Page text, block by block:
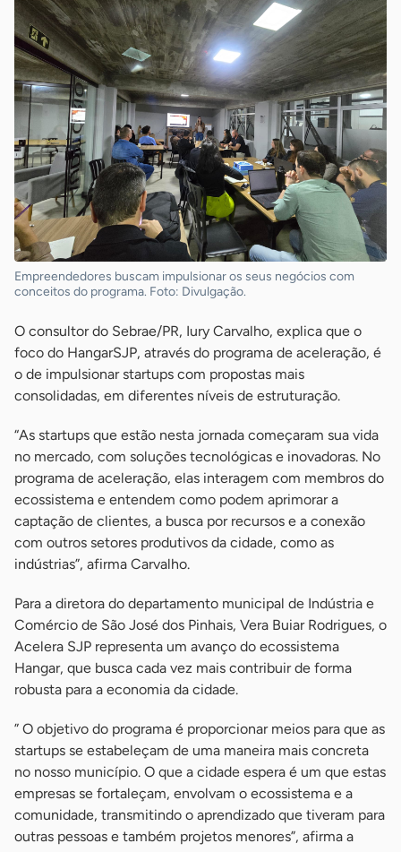
Empreendedores buscam impulsionar os seus negócios com
conceitos do programa. Foto: Divulgação.
O consultor do Sebrae/PR, Iury Carvalho, explica que o
foco do HangarSJP, através do programa de aceleração, é
o de impulsionar startups com propostas mais
consolidadas, em diferentes níveis de estruturação.
“As startups que estão nesta jornada começaram sua vida
no mercado, com soluções tecnológicas e inovadoras. No
programa de aceleração, elas interagem com membros do
ecossistema e entendem como podem aprimorar a
captação de clientes, a busca por recursos e a conexão
com outros setores produtivos da cidade, como as
indústrias”, afirma Carvalho.
Para a diretora do departamento municipal de Indústria e
Comércio de São José dos Pinhais, Vera Buiar Rodrigues, o
Acelera SJP representa um avanço do ecossistema
Hangar, que busca cada vez mais contribuir de forma
robusta para a economia da cidade.
” O objetivo do programa é proporcionar meios para que as
startups se estabeleçam de uma maneira mais concreta
no nosso município. O que a cidade espera é um que estas
empresas se fortaleçam, envolvam o ecossistema e a
comunidade, transmitindo o aprendizado que tiveram para
outras pessoas e também projetos menores”, afirma a